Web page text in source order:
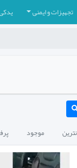
تجهیزات و ایمنی
موجود